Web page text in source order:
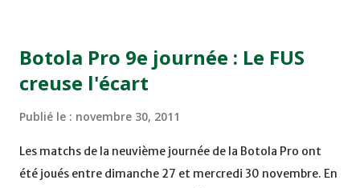
Mardi 06/12/2011 15H00 WAF - OCS au COMPLEXE SPORTIF
DE FES - FES WAC - MAS Reporté pour cause de finale de la
Botola Pro 9e journée : Le FUS
creuse l'écart
Publié le : novembre 30, 2011
Les matchs de la neuvième journée de la Botola Pro ont
été joués entre dimanche 27 et mercredi 30 novembre. En